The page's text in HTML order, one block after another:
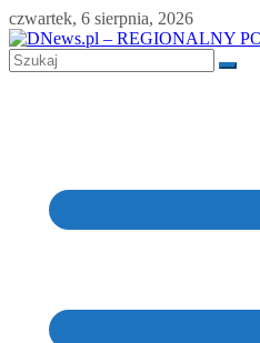
Skip
to
content
czwartek, 6 sierpnia, 2026